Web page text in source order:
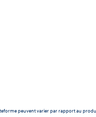
peuvent varier par rapport au